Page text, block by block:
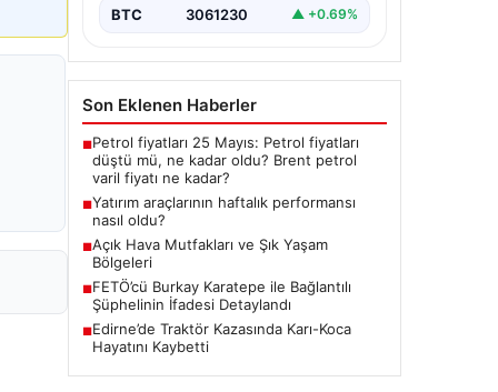
BTC 3061230 ▲ +0.69%
Son Eklenen Haberler
■Petrol fiyatları 25 Mayıs: Petrol fiyatları
düştü mü, ne kadar oldu? Brent petrol
varil fiyatı ne kadar?
■Yatırım araçlarının haftalık performansı
nasıl oldu?
■Açık Hava Mutfakları ve Şık Yaşam
Bölgeleri
■FETÖ’cü Burkay Karatepe ile Bağlantılı
Şüphelinin İfadesi Detaylandı
■Edirne’de Traktör Kazasında Karı-Koca
Hayatını Kaybetti